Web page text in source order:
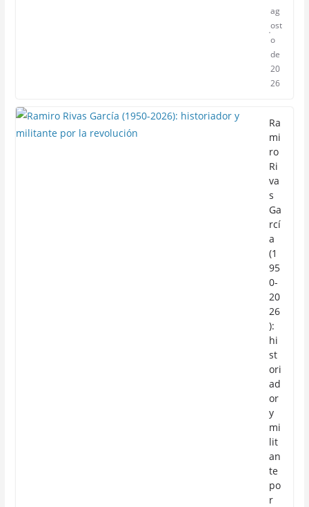
ag
ost
o
de
20
26
Ra
mi
ro
Ri
va
s
Ga
rcí
a
(1
95
0-
20
26
):
hi
st
ori
ad
or
y
mi
lit
an
te
po
r